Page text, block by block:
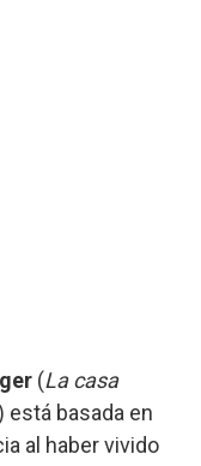
(La casa
está basada en
al haber vivido